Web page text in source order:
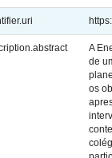
A
de
os